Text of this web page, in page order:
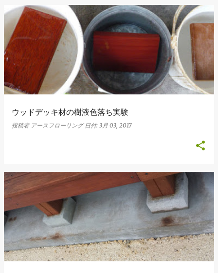
投
稿
ウッドデッキ材の樹液色落ち実験
投稿者 アースフローリング 日付: 3月 03, 2017